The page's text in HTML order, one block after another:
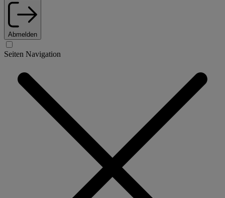
Abmelden
Seiten Navigation